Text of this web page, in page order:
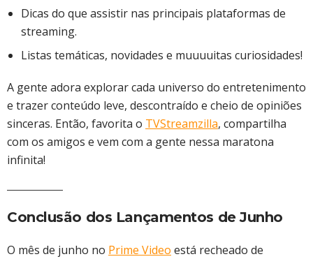
Dicas do que assistir nas principais plataformas de
streaming.
Listas temáticas, novidades e muuuuitas curiosidades!
A gente adora explorar cada universo do entretenimento
e trazer conteúdo leve, descontraído e cheio de opiniões
sinceras. Então, favorita o TVStreamzilla, compartilha
com os amigos e vem com a gente nessa maratona
infinita!
Conclusão dos Lançamentos de Junho
O mês de junho no Prime Video está recheado de